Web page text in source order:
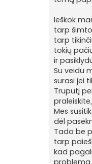
Ieškok
tarp
tarp
tokių
ir
Su veidu
surasi jei
Truputį
Mes
dėl
Tada be
tarp
kad